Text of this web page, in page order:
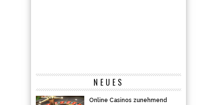
NEUES
Online Casinos zunehmend